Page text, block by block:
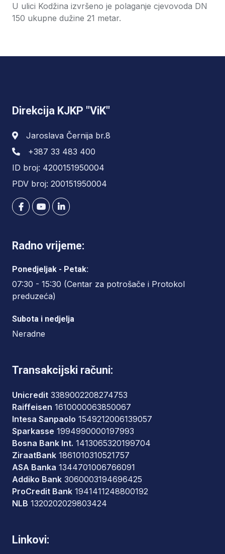
U ulici Kodžina izvršeno je polaganje cjevovoda DN
150 ukupne dužine 21 metar.
Direkcija KJKP "ViK"
Jaroslava Černija br.8
+387 33 483 400
ID broj: 4200151950004
PDV broj: 200151950004
Radno vrijeme:
Ponedjeljak - Petak:
07:30 - 15:30 (Centar za potrošače i Protokol
preduzeća)
Subota i nedjelja
Neradne
Transakcijski računi:
Unicredit 3389002208274753
Raiffeisen 1610000063850067
Intesa Sanpaolo 1549212006139057
Sparkasse 1994990000197993
Bosna Bank Int. 1413065320199704
ZiraatBank 1861010310521757
ASA Banka 1344701006766091
Addiko Bank 3060003194696425
ProCredit Bank 1941411248800192
NLB 1320202029803424
Linkovi: